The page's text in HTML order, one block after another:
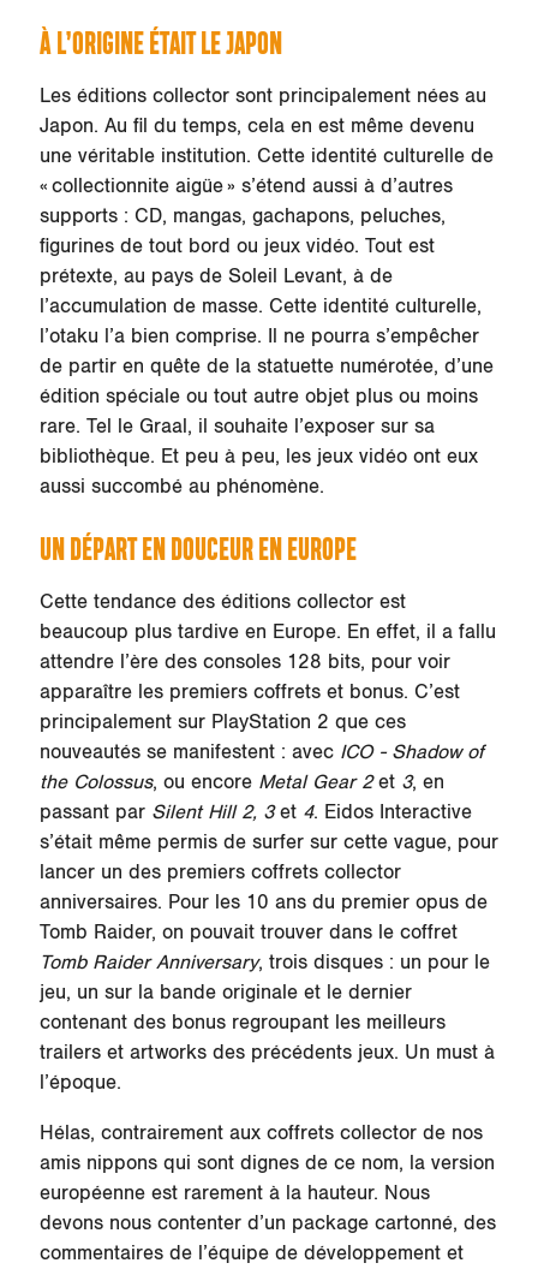
À L’ORIGINE ÉTAIT LE JAPON
Les éditions collector sont principalement nées au
Japon. Au fil du temps, cela en est même devenu
une véritable institution. Cette identité culturelle de
« collectionnite aigüe » s’étend aussi à d’autres
supports : CD, mangas, gachapons, peluches,
figurines de tout bord ou jeux vidéo. Tout est
prétexte, au pays de Soleil Levant, à de
l’accumulation de masse. Cette identité culturelle,
l’otaku l’a bien comprise. Il ne pourra s’empêcher
de partir en quête de la statuette numérotée, d’une
édition spéciale ou tout autre objet plus ou moins
rare. Tel le Graal, il souhaite l’exposer sur sa
bibliothèque. Et peu à peu, les jeux vidéo ont eux
aussi succombé au phénomène.
UN DÉPART EN DOUCEUR EN EUROPE
Cette tendance des éditions collector est
beaucoup plus tardive en Europe. En effet, il a fallu
attendre l’ère des consoles 128 bits, pour voir
apparaître les premiers coffrets et bonus. C’est
principalement sur PlayStation 2 que ces
nouveautés se manifestent : avec ICO - Shadow of
the Colossus, ou encore Metal Gear 2et 3, en
passant par Silent Hill 2, 3et 4. Eidos Interactive
s’était même permis de surfer sur cette vague, pour
lancer un des premiers coffrets collector
anniversaires. Pour les 10 ans du premier opus de
Tomb Raider, on pouvait trouver dans le coffret
Tomb Raider Anniversary, trois disques : un pour le
jeu, un sur la bande originale et le dernier
contenant des bonus regroupant les meilleurs
trailers et artworks des précédents jeux. Un must à
l’époque.
Hélas, contrairement aux coffrets collector de nos
amis nippons qui sont dignes de ce nom, la version
européenne est rarement à la hauteur. Nous
devons nous contenter d’un package cartonné, des
commentaires de l’équipe de développement et